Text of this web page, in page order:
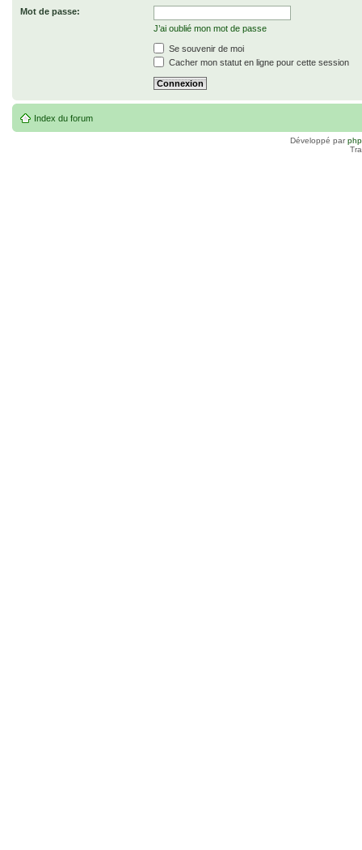
Mot de passe:
J’ai oublié mon mot de passe
Se souvenir de moi
Cacher mon statut en ligne pour cette session
Index du forum
Développé par